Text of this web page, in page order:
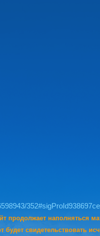
продолжает наполняться
будет свидетельствовать